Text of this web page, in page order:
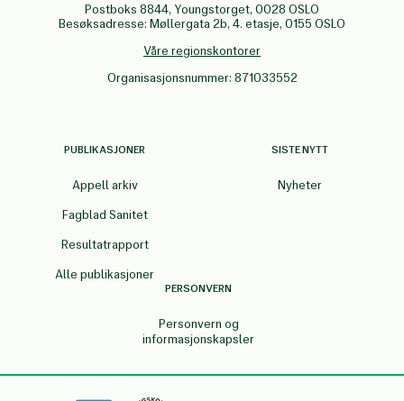
Postboks 8844, Youngstorget, 0028 OSLO
Besøksadresse: Møllergata 2b, 4. etasje, 0155 OSLO
Våre regionskontorer
Organisasjonsnummer: 871033552
PUBLIKASJONER
Appell arkiv
Fagblad Sanitet
Resultatrapport
Alle publikasjoner
SISTE NYTT
Nyheter
PERSONVERN
Personvern og
informasjonskapsler